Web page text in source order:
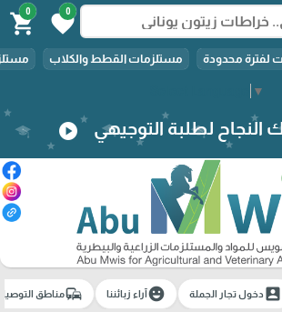
▼
0
favorite
0
shopping_cart
لفترة محدودة مستلزمات القطط والكلاب
النجاح لطلبة التوجيهي play_circle
account_boxدخول تجار الجملة emoji_emotionsآراء زبائننا commuteمناطق